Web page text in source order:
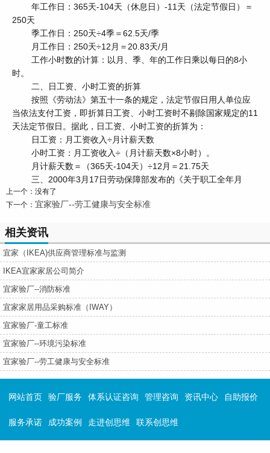
年工作日：365天-104天（休息日）-11天（法定节假日）＝
250天
季工作日：250天÷4季＝62.5天/季
月工作日：250天÷12月＝20.83天/月
工作小时数的计算：以月、季、年的工作日乘以每日的8小
时。
二、日工资、小时工资的折算
按照《劳动法》第五十一条的规定，法定节假日用人单位应
当依法支付工资，即折算日工资、小时工资时不剔除国家规定的11
天法定节假日。据此，日工资、小时工资的折算为：
日工资：月工资收入÷月计薪天数
小时工资：月工资收入÷（月计薪天数×8小时）。
月计薪天数＝（365天-104天）÷12月＝21.75天
三、2000年3月17日劳动保障部发布的《关于职工全年月
上一个：没有了
下一个： 宜家验厂--劳工健康与安全标准
相关资讯
宜家（IKEA)供应商管理标准与监测
IKEA宜家家居公司简介
宜家验厂--消防标准
宜家家居用品采购标准（IWAY）
宜家验厂-童工标准
宜家验厂--环境污染标准
宜家验厂--劳工健康与安全标准
网站首页 验厂服务 体系认证咨询 管理咨询 资讯中心 自助报价
服务承诺 成功案例 走进创思维 联系创思维